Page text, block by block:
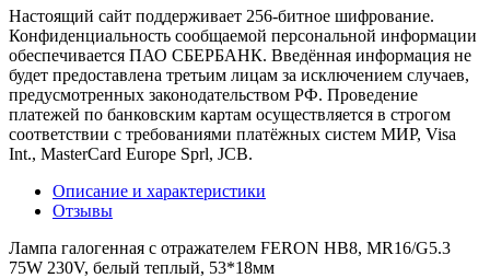
Настоящий сайт поддерживает 256-битное шифрование.
Конфиденциальность сообщаемой персональной информации
обеспечивается ПАО СБЕРБАНК. Введённая информация не
будет предоставлена третьим лицам за исключением случаев,
предусмотренных законодательством РФ. Проведение
платежей по банковским картам осуществляется в строгом
соответствии с требованиями платёжных систем МИР, Visa
Int., MasterCard Europe Sprl, JCB.
Описание и характеристики
Отзывы
Лампа галогенная с отражателем FERON HB8, MR16/G5.3
75W 230V, белый теплый, 53*18мм